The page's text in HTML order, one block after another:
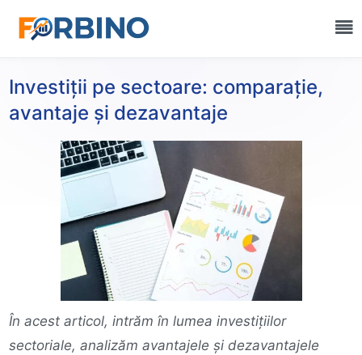
Investiții pe sectoare: comparație,
avantaje și dezavantaje
În acest articol, intrăm în lumea investițiilor
sectoriale, analizăm avantajele și dezavantajele